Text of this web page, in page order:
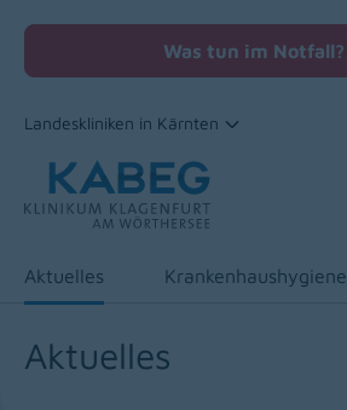
Was tun im Notfall?
Landeskliniken in Kärnten
Aktuelles Krankenhaushygiene
Aktuelles